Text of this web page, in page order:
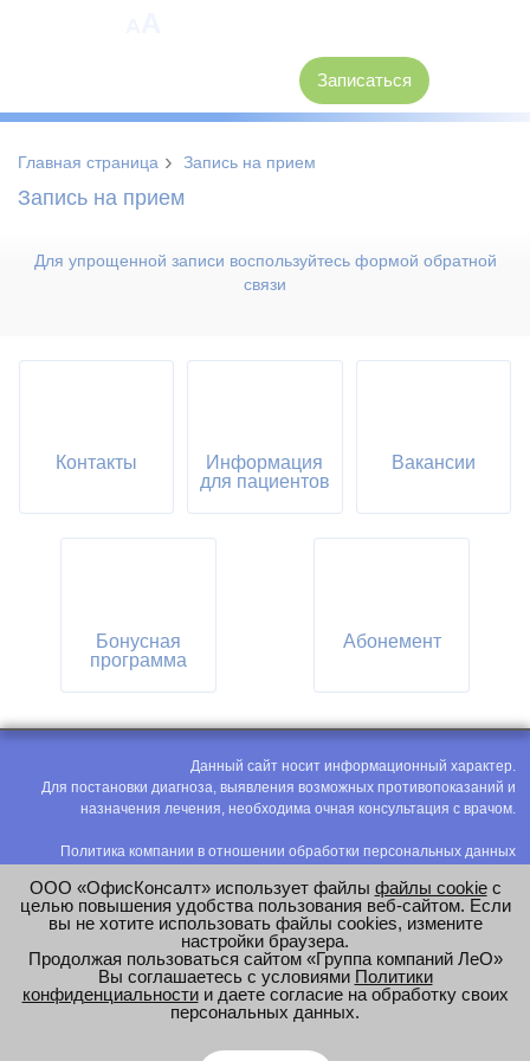
Записаться
Главная страница › Запись на прием
Запись на прием
Для упрощенной записи воспользуйтесь формой обратной
связи
Контакты
Информация
для пациентов
Вакансии
Бонусная
программа
Абонемент
Данный сайт носит информационный характер.
Для постановки диагноза, выявления возможных противопоказаний и
назначения лечения, необходима очная консультация с врачом.
Политика компании в отношении обработки персональных данных
Соглашение на обработку персональных данных
Оценка труда
e-mail:office@modus-leo.ru
ООО «ОфисКонсалт» использует файлы файлы cookieс
целью повышения удобства пользования веб-сайтом. Если
вы не хотите использовать файлы cookies, измените
настройки браузера.
Продолжая пользоваться сайтом «Группа компаний ЛеО»
Вы соглашаетесь с условиями Политики
конфиденциальностии даете согласие на обработку своих
персональных данных.